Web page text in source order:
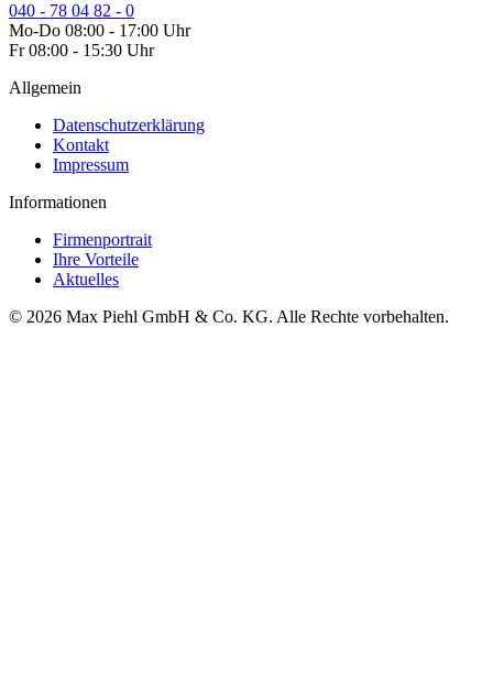
040 - 78 04 82 - 0
Mo-Do 08:00 - 17:00 Uhr
Fr 08:00 - 15:30 Uhr
Allgemein
Datenschutzerklärung
Kontakt
Impressum
Informationen
Firmenportrait
Ihre Vorteile
Aktuelles
© 2026 Max Piehl GmbH & Co. KG. Alle Rechte vorbehalten.